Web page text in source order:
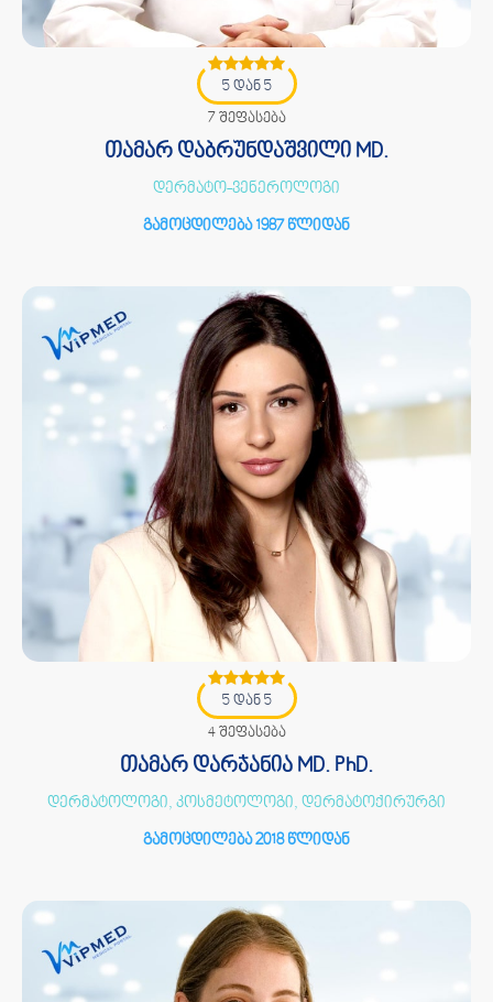
5 დან 5
7 შეფასება
თამარ დაბრუნდაშვილი MD.
დერმატო-ვენეროლოგი
გამოცდილება 1987 წლიდან
5 დან 5
4 შეფასება
თამარ დარჯანია MD. PhD.
დერმატოლოგი, კოსმეტოლოგი, დერმატოქირურგი
გამოცდილება 2018 წლიდან